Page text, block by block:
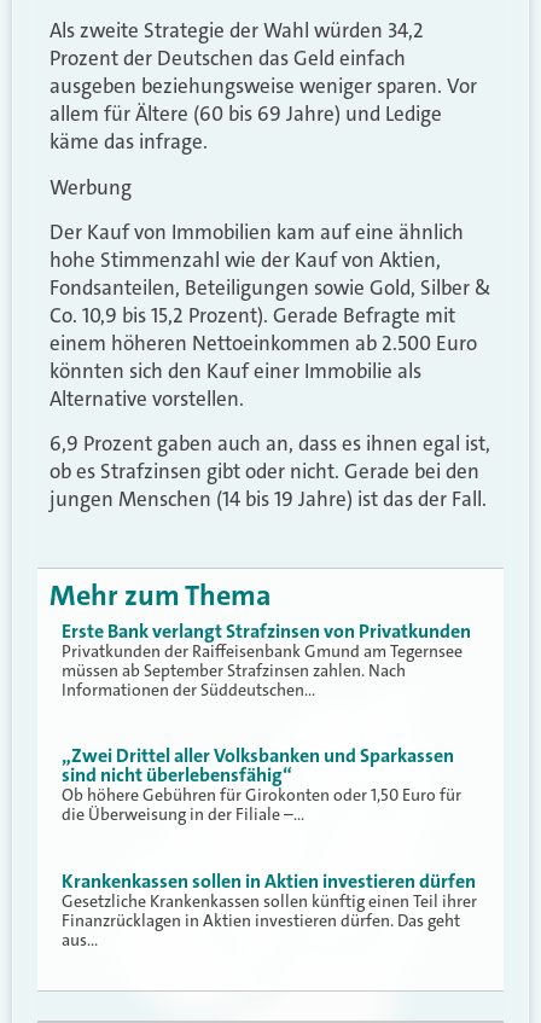
Als zweite Strategie der Wahl würden 34,2
Prozent der Deutschen das Geld einfach
ausgeben beziehungsweise weniger sparen. Vor
allem für Ältere (60 bis 69 Jahre) und Ledige
käme das infrage.
Werbung
Der Kauf von Immobilien kam auf eine ähnlich
hohe Stimmenzahl wie der Kauf von Aktien,
Fondsanteilen, Beteiligungen sowie Gold, Silber &
Co. 10,9 bis 15,2 Prozent). Gerade Befragte mit
einem höheren Nettoeinkommen ab 2.500 Euro
könnten sich den Kauf einer Immobilie als
Alternative vorstellen.
6,9 Prozent gaben auch an, dass es ihnen egal ist,
ob es Strafzinsen gibt oder nicht. Gerade bei den
jungen Menschen (14 bis 19 Jahre) ist das der Fall.
Mehr zum Thema
Erste Bank verlangt Strafzinsen von Privatkunden
Privatkunden der Raiffeisenbank Gmund am Tegernsee
müssen ab September Strafzinsen zahlen. Nach
Informationen der Süddeutschen…
„Zwei Drittel aller Volksbanken und Sparkassen
sind nicht überlebensfähig“
Ob höhere Gebühren für Girokonten oder 1,50 Euro für
die Überweisung in der Filiale –…
Krankenkassen sollen in Aktien investieren dürfen
Gesetzliche Krankenkassen sollen künftig einen Teil ihrer
Finanzrücklagen in Aktien investieren dürfen. Das geht
aus…